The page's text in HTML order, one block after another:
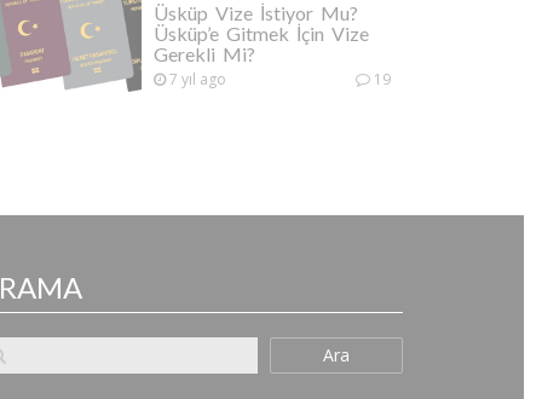
Üsküp Vize İstiyor Mu?
Üsküp’e Gitmek İçin Vize
Gerekli Mi?
7 yıl ago 19
Ara